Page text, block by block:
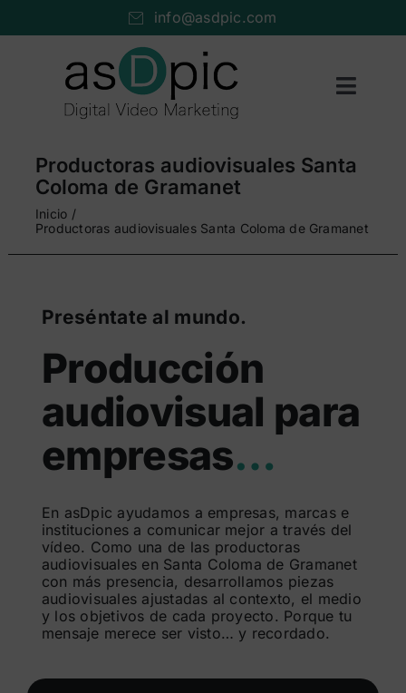
info@asdpic.com
Toggle
Producción audiovisual
Vídeo streaming
Portfolio
Nosotros
Buscar:
Productoras audiovisuales Santa
Coloma de Gramanet
Inicio
Productoras audiovisuales Santa Coloma de Gramanet
Preséntate al mundo.
Producción
audiovisual para
empresas…
En asDpic ayudamos a empresas, marcas e
instituciones a comunicar mejor a través del
vídeo. Como una de las productoras
audiovisuales en Santa Coloma de Gramanet
con más presencia, desarrollamos piezas
audiovisuales ajustadas al contexto, el medio
y los objetivos de cada proyecto. Porque tu
mensaje merece ser visto… y recordado.